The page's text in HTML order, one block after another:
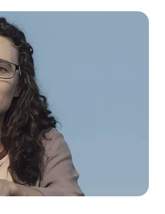
Kreis und
in Hagen, die auf
werden können,
.
inHeme